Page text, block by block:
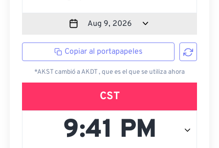
Copiar al portapapeles
*AKST cambió a AKDT , que es el que se utiliza ahora
CST